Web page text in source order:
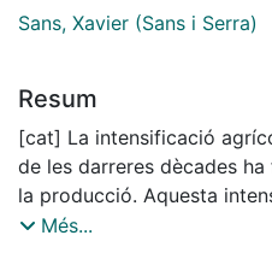
Sans, Xavier (Sans i Serra)
Resum
[cat] La intensificació
de les darreres dècades
la producció. Aquesta
ocasionat greus
Més...